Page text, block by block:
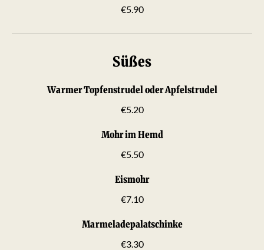
€5.90
Süßes
Warmer Topfenstrudel oder Apfelstrudel
€5.20
Mohr im Hemd
€5.50
Eismohr
€7.10
Marmeladepalatschinke
€3.30